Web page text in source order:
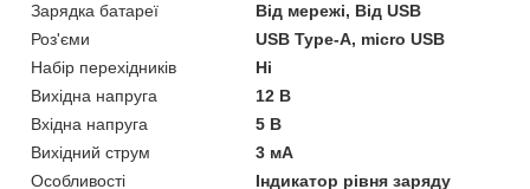
Зарядка батареї
Від мережі, Від USB
Роз'єми
USB Type-A, micro USB
Набір перехідників
Ні
Вихідна напруга
12 В
Вхідна напруга
5 В
Вихідний струм
3 мА
Особливості
Індикатор рівня заряду